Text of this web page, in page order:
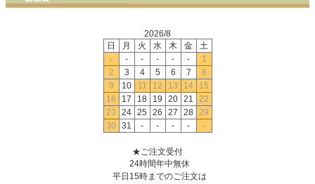
2026/8
日
月 火 水 木 金
土
-
- - - - -
1
2
3 4 5 6 7
8
9
10 11 12 13 14
15
16
17 18 19 20 21
22
23
24 25 26 27 28
29
30
31 - - - - -
★ご注文受付
24時間年中無休
平日15時までのご注文は